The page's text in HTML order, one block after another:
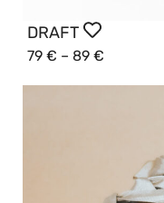
DRAFT
79 € – 89 €